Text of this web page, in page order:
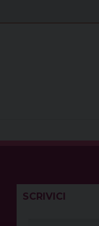
SCRIVICI